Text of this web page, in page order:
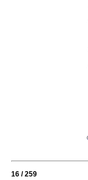
16 / 259